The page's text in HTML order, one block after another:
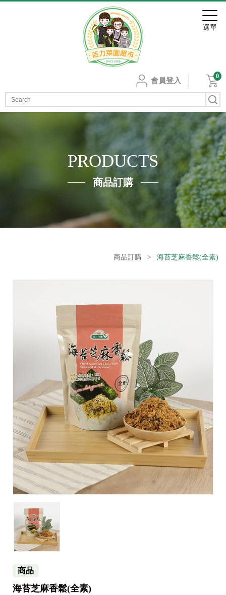
會員登入
0
PRODUCTS
商品訂購
商品訂購 > 海苔芝麻香鬆(全素)
商品
海苔芝麻香鬆(全素)